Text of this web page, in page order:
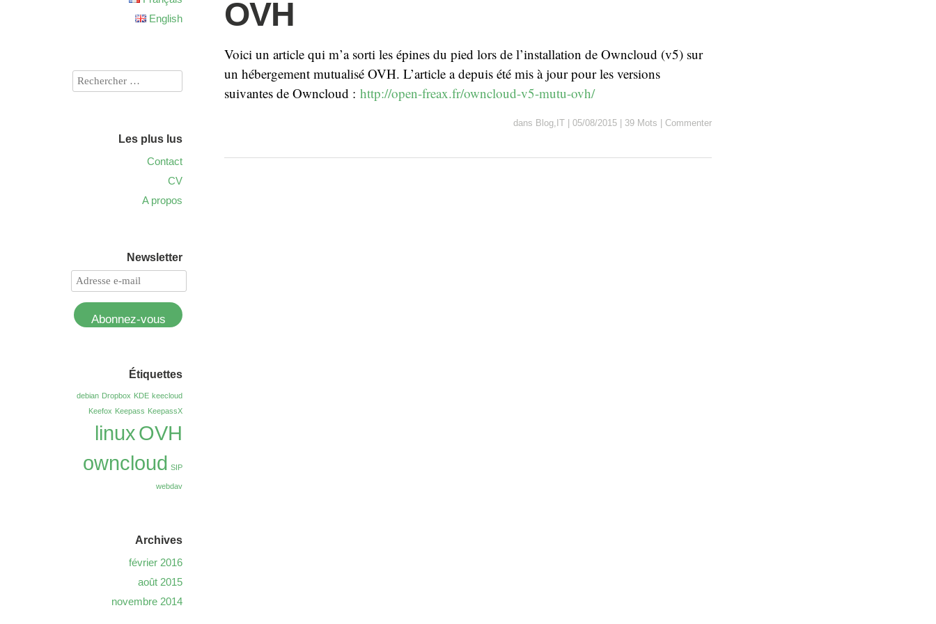
OVH
Voici un article qui m’a sorti les épines du pied lors de l’installation de Owncloud (v5) sur
un hébergement mutualisé OVH. L’article a depuis été mis à jour pour les versions
suivantes de Owncloud : http://open-freax.fr/owncloud-v5-mutu-ovh/
dans Blog, IT 05/08/2015 39 Mots Commenter
English
Les plus lus
Contact
CV
A propos
Newsletter
Abonnez-vous
Étiquettes
debian Dropbox KDE keecloud
Keefox Keepass KeepassX
linuxOVH
owncloud SIP
webdav
Archives
février 2016
août 2015
novembre 2014